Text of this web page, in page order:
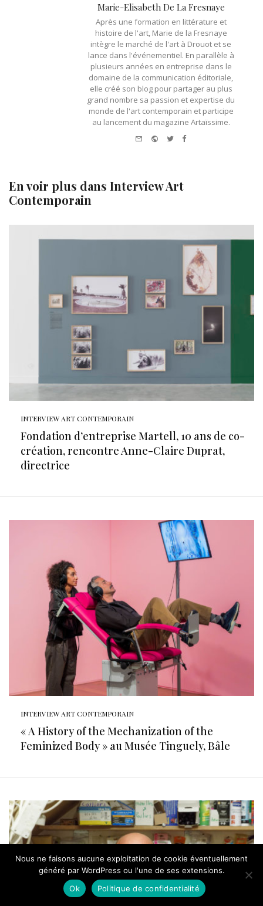
Marie-Elisabeth De La Fresnaye
Après une formation en littérature et
histoire de l'art, Marie de la Fresnaye
intègre le marché de l'art à Drouot et se
lance dans l'événementiel. En parallèle à
plusieurs années en entreprise dans le
domaine de la communication éditoriale,
elle créé son blog pour partager au plus
grand nombre sa passion et expertise du
monde de l'art contemporain et participe
au lancement du magazine Artaïssime.
Website
TwitterFacebook
En voir plus dans Interview Art
Contemporain
INTERVIEW ART CONTEMPORAIN
Fondation d’entreprise Martell, 10 ans de co-
création, rencontre Anne-Claire Duprat,
directrice
INTERVIEW ART CONTEMPORAIN
« A History of the Mechanization of the
Feminized Body » au Musée Tinguely, Bâle
Nous ne faisons aucune exploitation de cookie éventuellement
généré par WordPress ou l'une de ses extensions.
Ok
Politique de confidentialité